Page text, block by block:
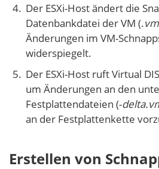
Der ESXi-Host ändert die
Datenbankdatei der VM (.
Änderungen im VM-
widerspiegelt.
Der ESXi-Host ruft Virtual
um Änderungen an den
Festplattendateien (-
an der Festplattenkette
Erstellen von